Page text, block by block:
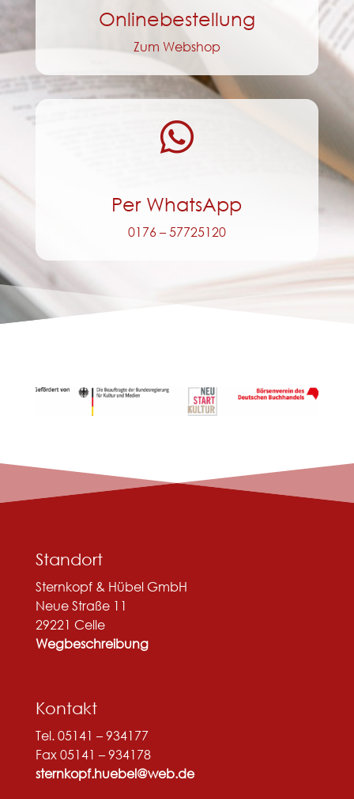
Onlinebestellung
Zum Webshop

Per WhatsApp
0176 – 57725120
Standort
Sternkopf & Hübel GmbH
Neue Straße 11
29221 Celle
Wegbeschreibung
Kontakt
Tel. 05141 – 934177
Fax 05141 – 934178
sternkopf.huebel@web.de